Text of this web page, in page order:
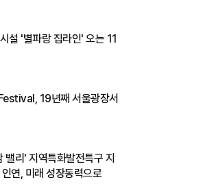
설 '별파랑 집라인' 오는 11
19년째 서울광장서
밸리' 지역특화발전특구 지
연, 미래 성장동력으로